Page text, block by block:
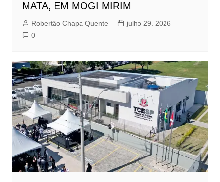
MATA, EM MOGI MIRIM
Robertão Chapa Quente
julho 29, 2026
0